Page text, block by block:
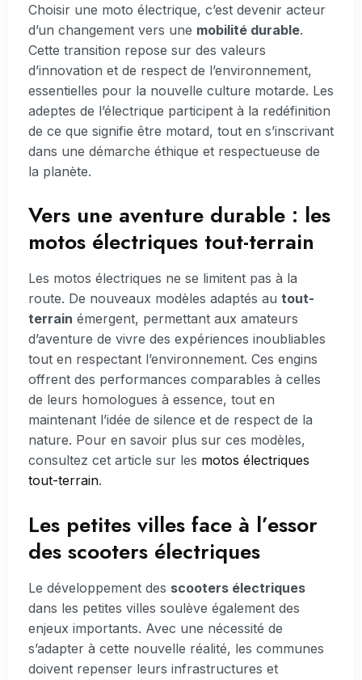
Choisir une moto électrique, c’est devenir acteur
d’un changement vers une mobilité durable.
Cette transition repose sur des valeurs
d’innovation et de respect de l’environnement,
essentielles pour la nouvelle culture motarde. Les
adeptes de l’électrique participent à la redéfinition
de ce que signifie être motard, tout en s’inscrivant
dans une démarche éthique et respectueuse de
la planète.
Vers une aventure durable : les
motos électriques tout-terrain
Les motos électriques ne se limitent pas à la
route. De nouveaux modèles adaptés au tout-
terrain émergent, permettant aux amateurs
d’aventure de vivre des expériences inoubliables
tout en respectant l’environnement. Ces engins
offrent des performances comparables à celles
de leurs homologues à essence, tout en
maintenant l’idée de silence et de respect de la
nature. Pour en savoir plus sur ces modèles,
consultez cet article sur les motos électriques
tout-terrain.
Les petites villes face à l’essor
des scooters électriques
Le développement des scooters électriques
dans les petites villes soulève également des
enjeux importants. Avec une nécessité de
s’adapter à cette nouvelle réalité, les communes
doivent repenser leurs infrastructures et